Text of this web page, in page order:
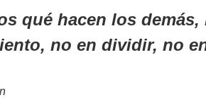
qué hacen los
no en dividir, no